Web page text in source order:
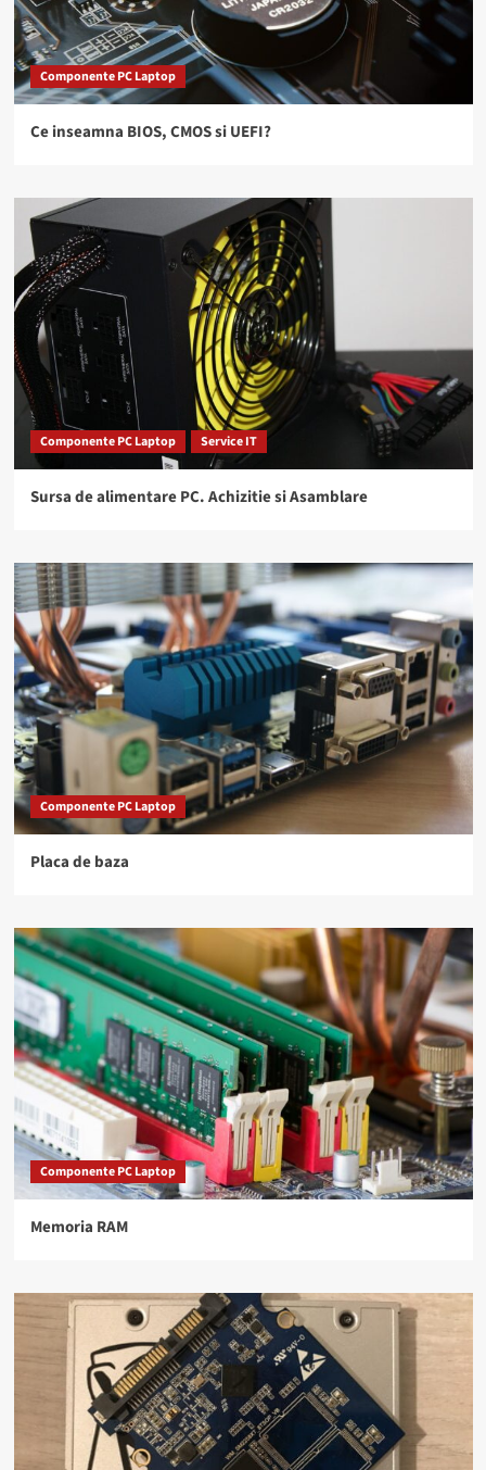
Componente PC Laptop
Ce inseamna BIOS, CMOS si UEFI?
Componente PC Laptop Service IT
Sursa de alimentare PC. Achizitie si Asamblare
Componente PC Laptop
Placa de baza
Componente PC Laptop
Memoria RAM